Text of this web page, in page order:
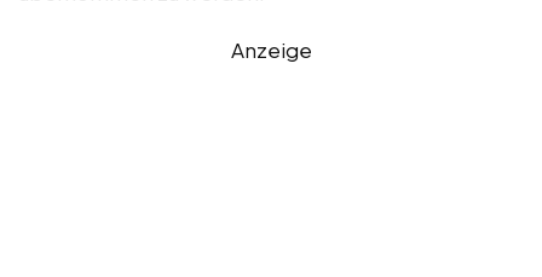
Anzeige